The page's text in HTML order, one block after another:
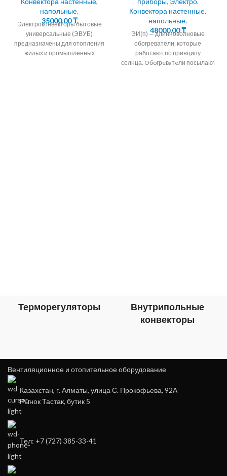
напольные.
35000,00₸
Электроконвекторы бытовые
универсальные (ЭВУБ)
предназначены для отопления
жилых и промышленных
Конвектора настенные,
напольные.
48000,00₸
ЭИ(п) — длинноволновые
обогреватели, которые
работают по принципу
солнца. Oбoгрeвaтeли посылают
Терморегуляторы
Внутрипольные
конвекторы
Вентиляционное и отопительное оборудование
Казахстан, г. Алматы, улица С. Прокофьева, 92А
Рынок Тастак, бутик 5
Тел: +7 (727) 385-33-41